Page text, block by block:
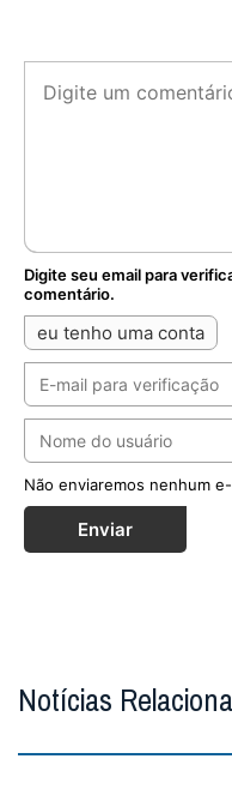
Notícias
Seminarista
Nigéria está em
Kelvin Ochai
reencontrou a família
segue em oração por
permaneceu de pé